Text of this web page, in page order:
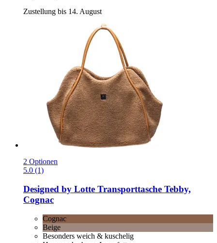
Zustellung bis 14. August
2 Optionen
5.0 (1)
Designed by Lotte Transporttasche Tebby,
Cognac
Cognac
Beige
Besonders weich & kuschelig